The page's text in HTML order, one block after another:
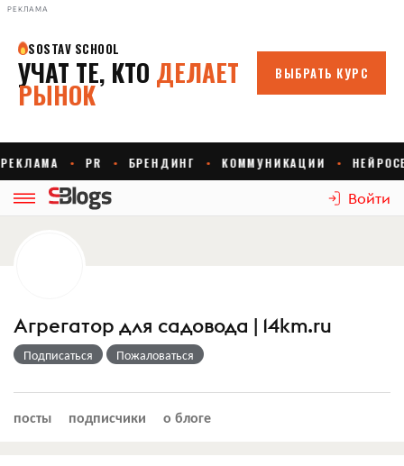
РЕКЛАМА
Войти
Агрегатор для садовода | 14km.ru
Подписаться Пожаловаться
посты подписчики о блоге